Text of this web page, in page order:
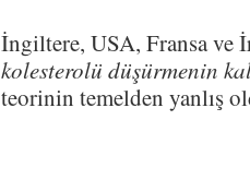
İngiltere, USA, Fransa ve
kolesterolü düşürmenin
teorinin temelden yanlış